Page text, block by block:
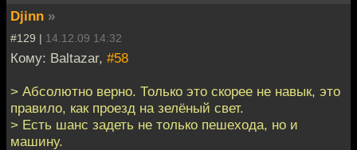
Djinn »
#129 | 14.12.09 14:32
Кому: Baltazar, #58
> Абсолютно верно. Только это скорее не навык, это
правило, как проезд на зелёный свет.
> Есть шанс задеть не только пешехода, но и
машину.